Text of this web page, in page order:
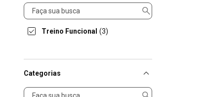
Modalidade
Treino Funcional (3)
Categorias
Categorias